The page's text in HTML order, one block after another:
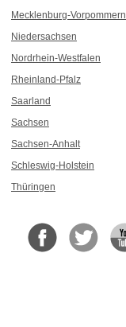
Mecklenburg-Vorpommern
Niedersachsen
Nordrhein-Westfalen
Rheinland-Pfalz
Saarland
Sachsen
Sachsen-Anhalt
Schleswig-Holstein
Thüringen